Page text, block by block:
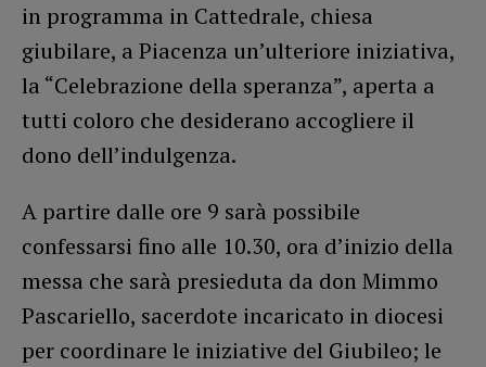
in programma in Cattedrale, chiesa
giubilare, a Piacenza un’ulteriore iniziativa,
la “Celebrazione della speranza”, aperta a
tutti coloro che desiderano accogliere il
dono dell’indulgenza.
A partire dalle ore 9 sarà possibile
confessarsi fino alle 10.30, ora d’inizio della
messa che sarà presieduta da don Mimmo
Pascariello, sacerdote incaricato in diocesi
per coordinare le iniziative del Giubileo; le